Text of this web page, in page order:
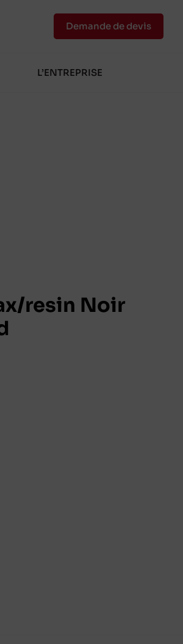
L’ENTREPRISE
Demande de devis
resin Noir